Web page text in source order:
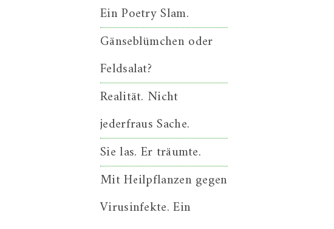
Ein Poetry Slam.
Gänseblümchen oder
Feldsalat?
Realität. Nicht
jederfraus Sache.
Sie las. Er träumte.
Mit Heilpflanzen gegen
Virusinfekte. Ein